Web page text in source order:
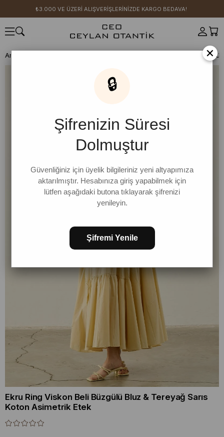
₺3.000 VE ÜZERİ ALIŞVERİŞLERİNİZDE KARGO BEDAVA!
Anasayfa
Ekru Ring Viskon Beli Büzgülü Bluz & Tereyağ Sarıs
Koton Asimetrik Etek
×
🔒
Şifrenizin Süresi
Dolmuştur
Güvenliğiniz için üyelik bilgileriniz yeni altyapımıza
aktarılmıştır. Hesabınıza giriş yapabilmek için
lütfen aşağıdaki butona tıklayarak şifrenizi
yenileyin.
Şifremi Yenile